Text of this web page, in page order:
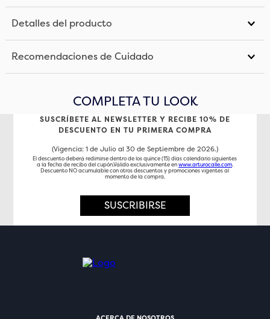
Detalles del producto
Recomendaciones de Cuidado
COMPLETA TU LOOK
SUSCRÍBETE AL NEWSLETTER Y RECIBE 10% DE
DESCUENTO EN TU PRIMERA COMPRA
(Vigencia: 1 de Julio al 30 de Septiembre de 2026.)
El descuento deberá redimirse dentro de los quince (15) días calendario siguientes
a la fecha de recibo del cupón.Válido exclusivamente enwww.arturocalle.com.
Descuento NO acumulable con otros descuentos y promociones vigentes al
momento de la compra.
SUSCRIBIRSE